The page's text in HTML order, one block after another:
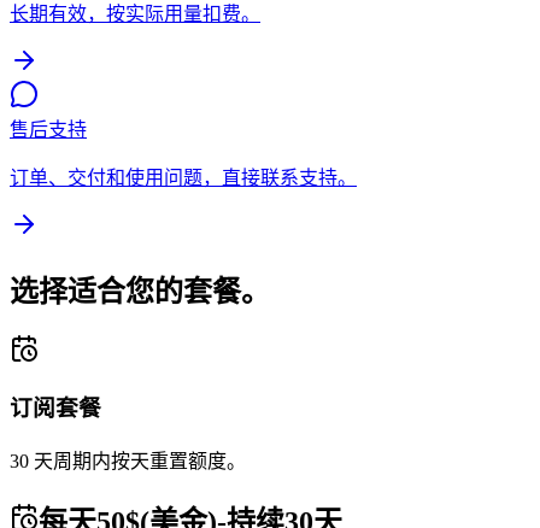
长期有效，按实际用量扣费。
售后支持
订单、交付和使用问题，直接联系支持。
选择适合您的套餐。
订阅套餐
30 天周期内按天重置额度。